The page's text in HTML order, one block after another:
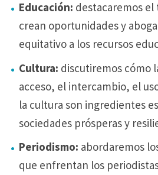
Educación: destacaremos
crean oportunidades y
equitativo a los recursos
Cultura: discutiremos cómo
acceso, el intercambio, el
la cultura son ingredientes
sociedades prósperas y
Periodismo: abordaremos
que enfrentan los